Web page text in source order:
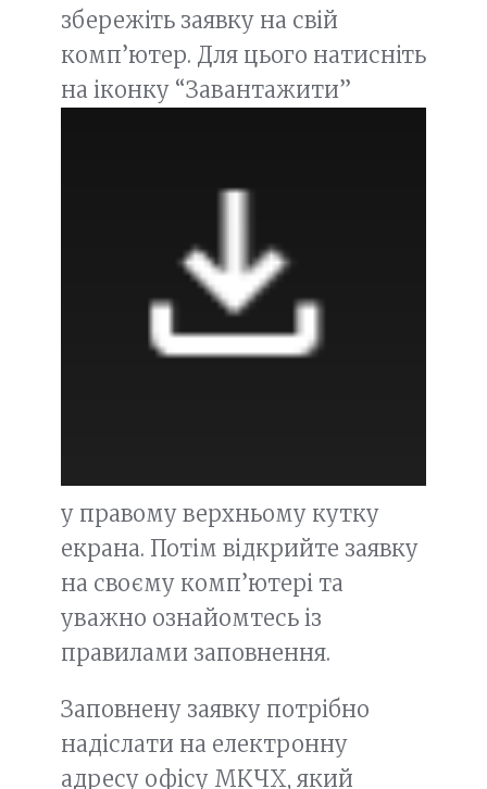
збережіть заявку на свій
комп’ютер. Для цього натисніть
на іконку “Завантажити”
у правому верхньому кутку
екрана. Потім відкрийте заявку
на своєму комп’ютері та
уважно ознайомтесь із
правилами заповнення.
Заповнену заявку потрібно
надіслати на електронну
адресу офісу МКЧХ, який